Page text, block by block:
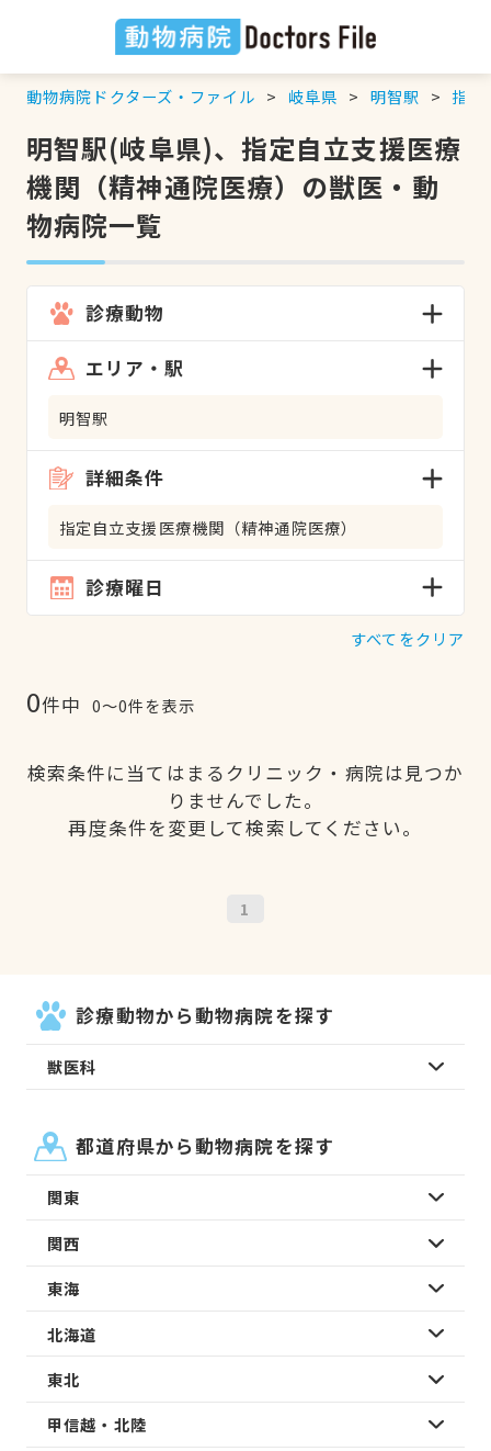
動物病院ドクターズ・ファイル 岐阜県 明智駅 指定
明智駅(岐阜県)、指定自立支援医療
機関（精神通院医療）の獣医・動
物病院一覧
診療動物
エリア・駅
明智駅
詳細条件
指定自立支援医療機関（精神通院医療）
診療曜日
すべてをクリア
0件中 0〜0件を表示
検索条件に当てはまるクリニック・病院は見つか
りませんでした。
再度条件を変更して検索してください。
1
診療動物から動物病院を探す
獣医科
都道府県から動物病院を探す
関東
関西
東海
北海道
東北
甲信越・北陸